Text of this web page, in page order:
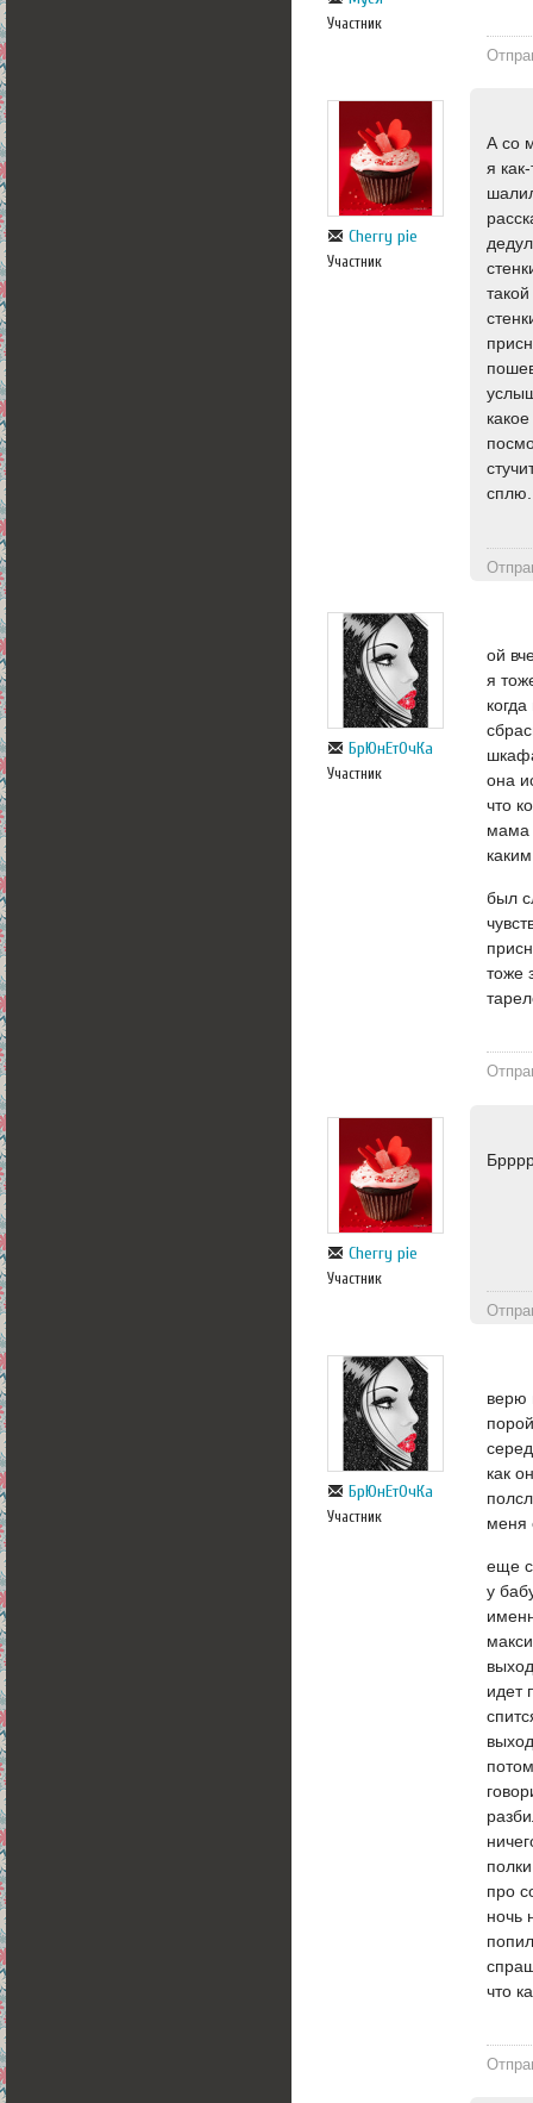
Участник
Cherry pie
Участник
А со
я
такой
БрЮнЕтОчКа
Участник
ой
я
она
что
мама
был
тоже
Cherry pie
Участник
БрЮнЕтОчКа
Участник
верю
как
меня
еще
у
идет
про
ночь
что